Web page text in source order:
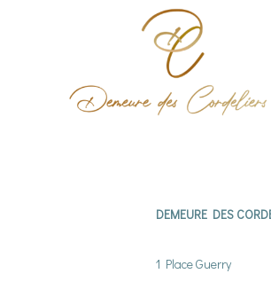
Failed to load
DEMEURE DES
1 Place Guerry